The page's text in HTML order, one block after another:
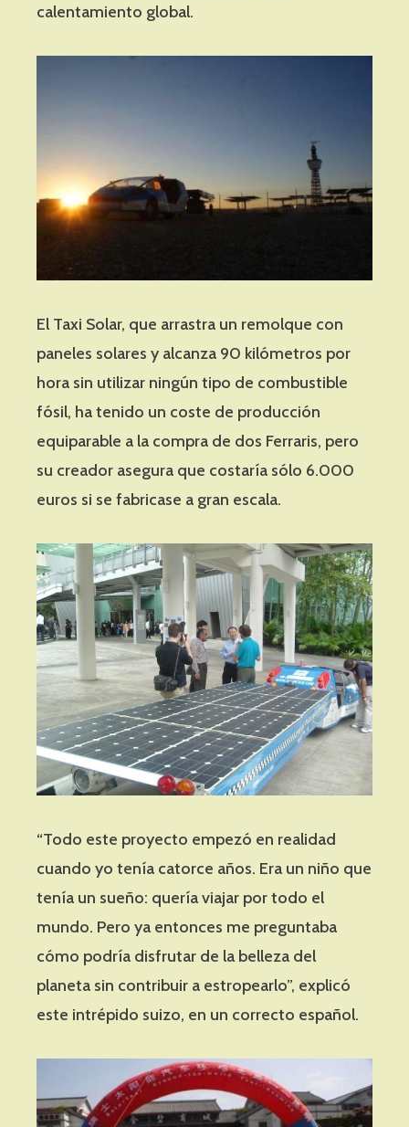
calentamiento global.
El Taxi Solar, que arrastra un remolque con
paneles solares y alcanza 90 kilómetros por
hora sin utilizar ningún tipo de combustible
fósil, ha tenido un coste de producción
equiparable a la compra de dos Ferraris, pero
su creador asegura que costaría sólo 6.000
euros si se fabricase a gran escala.
“Todo este proyecto empezó en realidad
cuando yo tenía catorce años. Era un niño que
tenía un sueño: quería viajar por todo el
mundo. Pero ya entonces me preguntaba
cómo podría disfrutar de la belleza del
planeta sin contribuir a estropearlo”, explicó
este intrépido suizo, en un correcto español.